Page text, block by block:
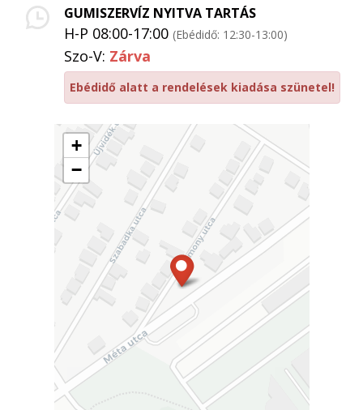
+
−
GUMISZERVÍZ NYITVA TARTÁS
H-P 08:00-17:00 (Ebédidő: 12:30-13:00)
Szo-V: Zárva
Ebédidő alatt a rendelések kiadása szünetel!